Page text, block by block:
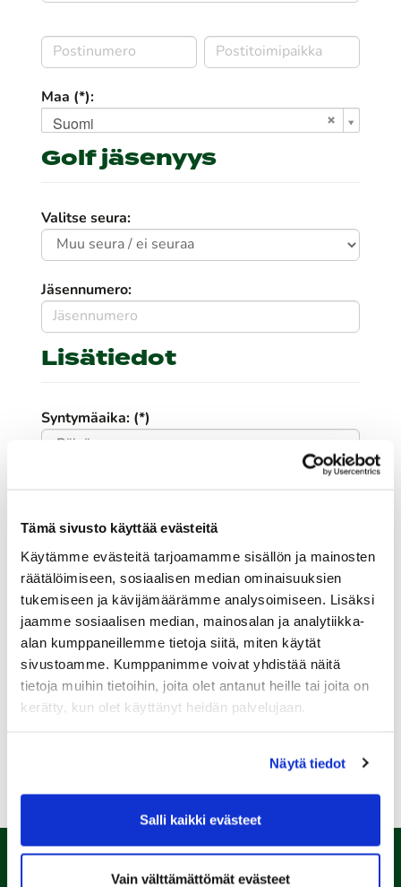
Tämä sivusto käyttää evästeitä
Käytämme evästeitä tarjoamamme sisällön ja mainosten
räätälöimiseen, sosiaalisen median ominaisuuksien
tukemiseen ja kävijämäärämme analysoimiseen. Lisäksi
jaamme sosiaalisen median, mainosalan ja analytiikka-
alan kumppaneillemme tietoja siitä, miten käytät
sivustoamme. Kumppanimme voivat yhdistää näitä
tietoja muihin tietoihin, joita olet antanut heille tai joita on
kerätty, kun olet käyttänyt heidän palvelujaan.
Näytä tiedot
Salli kaikki evästeet
Vain välttämättömät evästeet
Maa (*):
Suomi
Golf jäsenyys
Valitse seura:
Jäsennumero:
Lisätiedot
Syntymäaika: (*)
Sukupuoli:
Rekisteröidy
Haluan tilata Kalafornia uutiskirjeen
Olen lukenuttietosuojaselosteenja hyväksyn
henkilötietojeni käsittelyn (*)